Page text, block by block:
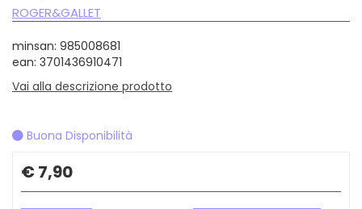
ROGER&GALLET
minsan: 985008681
ean: 3701436910471
Vai alla descrizione prodotto
Buona Disponibilità
Prezzo
€ 7,90